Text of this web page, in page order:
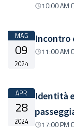
10:00 AM
MAG
09
2024
Incontro
11:00 AM
APR
28
2024
Identità
17:00 PM